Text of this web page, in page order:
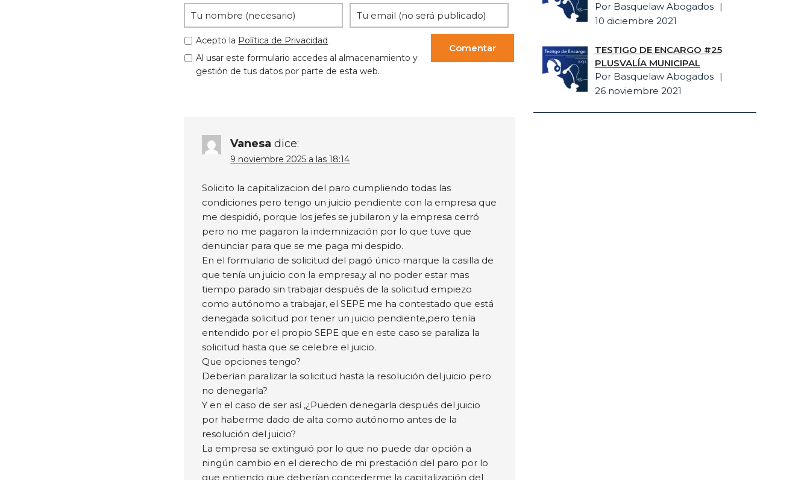
Acepto la Política de Privacidad
Al usar este formulario accedes al almacenamiento y
gestión de tus datos por parte de esta web.
Vanesa dice:
9 noviembre 2025 a las 18:14
Solicito la capitalizacion del paro cumpliendo todas las
condiciones pero tengo un juicio pendiente con la empresa que
me despidió, porque los jefes se jubilaron y la empresa cerró
pero no me pagaron la indemnización por lo que tuve que
denunciar para que se me paga mi despido.
En el formulario de solicitud del pagó único marque la casilla de
que tenía un juicio con la empresa,y al no poder estar mas
tiempo parado sin trabajar después de la solicitud empiezo
como autónomo a trabajar, el SEPE me ha contestado que está
denegada solicitud por tener un juicio pendiente,pero tenía
entendido por el propio SEPE que en este caso se paraliza la
solicitud hasta que se celebre el juicio.
Que opciones tengo?
Deberían paralizar la solicitud hasta la resolución del juicio pero
no denegarla?
Y en el caso de ser así ,¿Pueden denegarla después del juicio
por haberme dado de alta como autónomo antes de la
resolución del juicio?
La empresa se extinguió por lo que no puede dar opción a
ningún cambio en el derecho de mi prestación del paro por lo
que entiendo que deberían concederme la capitalización del
Por Basquelaw Abogados
10 diciembre 2021
TESTIGO DE ENCARGO #25
PLUSVALÍA MUNICIPAL
Por Basquelaw Abogados
26 noviembre 2021